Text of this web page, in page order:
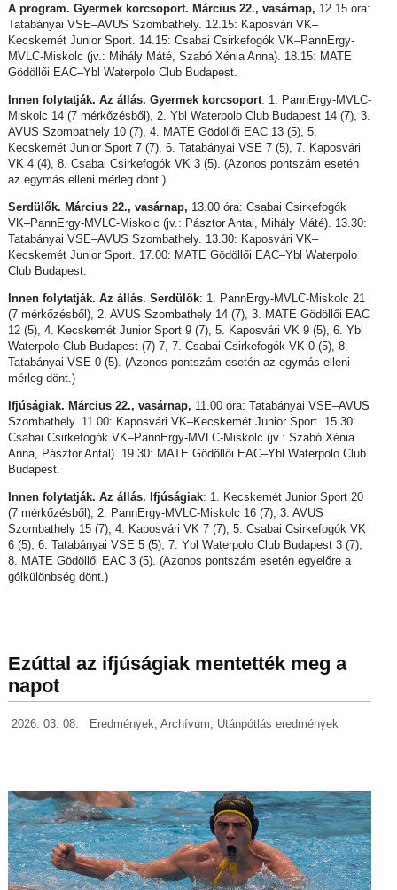
A program. Gyermek korcsoport. Március 22., vasárnap, 12.15 óra:
Tatabányai VSE–AVUS Szombathely. 12.15: Kaposvári VK–
Kecskemét Junior Sport. 14.15: Csabai Csirkefogók VK–PannErgy-
MVLC-Miskolc (jv.: Mihály Máté, Szabó Xénia Anna). 18.15: MATE
Gödöllői EAC–Ybl Waterpolo Club Budapest.
Innen folytatják. Az állás. Gyermek korcsoport: 1. PannErgy-MVLC-
Miskolc 14 (7 mérkőzésből), 2. Ybl Waterpolo Club Budapest 14 (7), 3.
AVUS Szombathely 10 (7), 4. MATE Gödöllői EAC 13 (5), 5.
Kecskemét Junior Sport 7 (7), 6. Tatabányai VSE 7 (5), 7. Kaposvári
VK 4 (4), 8. Csabai Csirkefogók VK 3 (5). (Azonos pontszám esetén
az egymás elleni mérleg dönt.)
Serdülők. Március 22., vasárnap, 13.00 óra: Csabai Csirkefogók
VK–PannErgy-MVLC-Miskolc (jv.: Pásztor Antal, Mihály Máté). 13.30:
Tatabányai VSE–AVUS Szombathely. 13.30: Kaposvári VK–
Kecskemét Junior Sport. 17.00: MATE Gödöllői EAC–Ybl Waterpolo
Club Budapest.
Innen folytatják. Az állás. Serdülők: 1. PannErgy-MVLC-Miskolc 21
(7 mérkőzésből), 2. AVUS Szombathely 14 (7), 3. MATE Gödöllői EAC
12 (5), 4. Kecskemét Junior Sport 9 (7), 5. Kaposvári VK 9 (5), 6. Ybl
Waterpolo Club Budapest (7) 7, 7. Csabai Csirkefogók VK 0 (5), 8.
Tatabányai VSE 0 (5). (Azonos pontszám esetén az egymás elleni
mérleg dönt.)
Ifjúságiak. Március 22., vasárnap, 11.00 óra: Tatabányai VSE–AVUS
Szombathely. 11.00: Kaposvári VK–Kecskemét Junior Sport. 15.30:
Csabai Csirkefogók VK–PannErgy-MVLC-Miskolc (jv.: Szabó Xénia
Anna, Pásztor Antal). 19.30: MATE Gödöllői EAC–Ybl Waterpolo Club
Budapest.
Innen folytatják. Az állás. Ifjúságiak: 1. Kecskemét Junior Sport 20
(7 mérkőzésből), 2. PannErgy-MVLC-Miskolc 16 (7), 3. AVUS
Szombathely 15 (7), 4. Kaposvári VK 7 (7), 5. Csabai Csirkefogók VK
6 (5), 6. Tatabányai VSE 5 (5), 7. Ybl Waterpolo Club Budapest 3 (7),
8. MATE Gödöllői EAC 3 (5). (Azonos pontszám esetén egyelőre a
gólkülönbség dönt.)
Ezúttal az ifjúságiak mentették meg a
napot
2026. 03. 08. Eredmények Archívum Utánpótlás eredmények